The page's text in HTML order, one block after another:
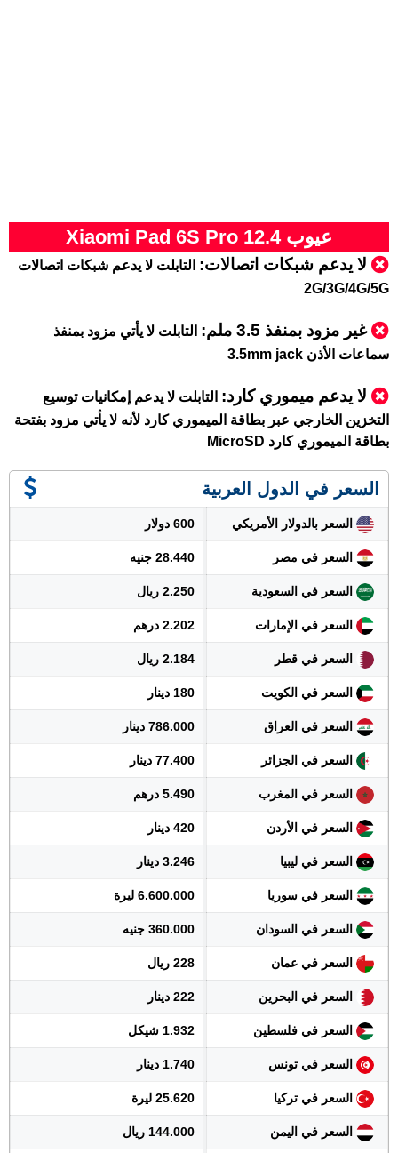
عيوب Xiaomi Pad 6S Pro 12.4
لا يدعم شبكات اتصالات: التابلت لا يدعم شبكات اتصالات
2G/3G/4G/5G
غير مزود بمنفذ 3.5 ملم:
التابلت لا يأتي مزود بمنفذ
سماعات الأذن 3.5mm jack
لا يدعم ميموري كارد: التابلت لا يدعم إمكانيات توسيع
التخزين الخارجي عبر بطاقة الميموري كارد لأنه لا يأتي مزود بفتحة
بطاقة الميموري كارد MicroSD
السعر في الدول العربية
السعر بالدولار الأمريكي 600 دولار
السعر في مصر 28.440 جنيه
السعر في السعودية 2.250 ريال
السعر في الإمارات 2.202 درهم
السعر في قطر 2.184 ريال
السعر في الكويت 180 دينار
السعر في العراق 786.000 دينار
السعر في الجزائر 77.400 دينار
السعر في المغرب 5.490 درهم
السعر في الأردن 420 دينار
السعر في ليبيا 3.246 دينار
السعر في سوريا 6.600.000 ليرة
السعر في السودان 360.000 جنيه
السعر في عمان 228 ريال
السعر في البحرين 222 دينار
السعر في فلسطين 1.932 شيكل
السعر في تونس 1.740 دينار
السعر في تركيا 25.620 ليرة
السعر في اليمن 144.000 ريال